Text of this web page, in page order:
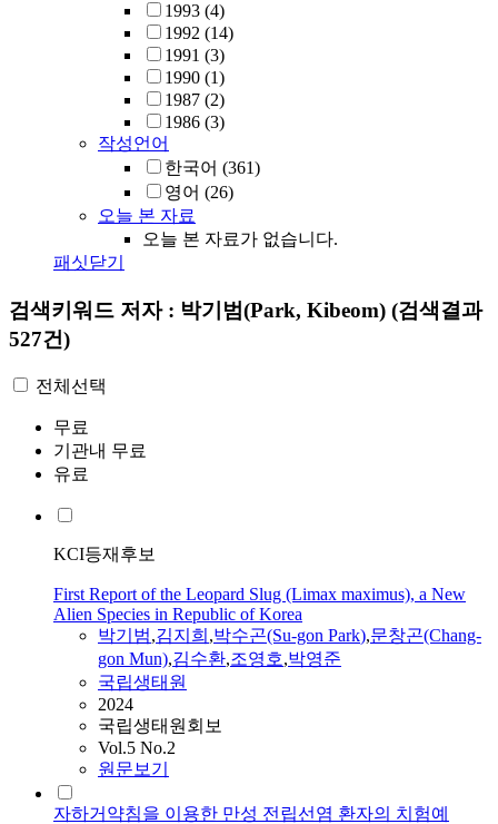
1993 (4)
1992 (14)
1991 (3)
1990 (1)
1987 (2)
1986 (3)
작성언어
한국어 (361)
영어 (26)
오늘 본 자료
오늘 본 자료가 없습니다.
패싯닫기
검색키워드 저자 : 박기범(Park, Kibeom) (검색결과
527건)
전체선택
무료
기관내 무료
유료
KCI등재후보
First Report of the Leopard Slug (Limax maximus), a New
Alien Species in Republic of Korea
박기범,김지희 ,박수곤(Su-gon Park),문창곤(Chang-
gon Mun),김수환,조영호,박영준
국립생태원
2024
국립생태원회보
Vol.5 No.2
원문보기
자하거약침을 이용한 만성 전립선염 환자의 치험예